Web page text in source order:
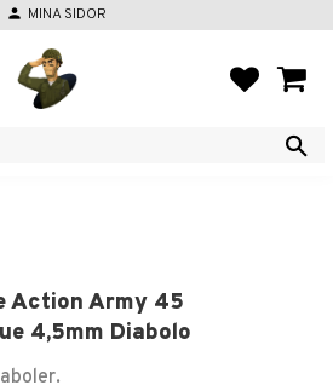
person MINA SIDOR
Action Army 45
4,5mm Diabolo